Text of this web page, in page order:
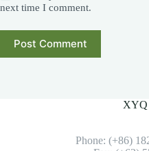
next time I comment.
Post Comment
XYQ
Phone: (+86)